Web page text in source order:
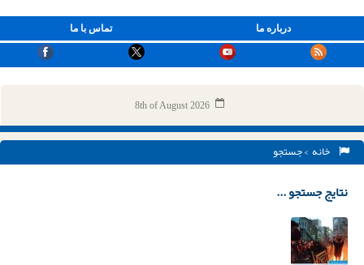
تماس با ما درباره ما
8th of August 2026
خانه > جستجو
نتایج جستجو ...